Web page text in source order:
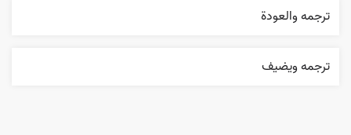
ترجمه والعودة
ترجمه ويضيف